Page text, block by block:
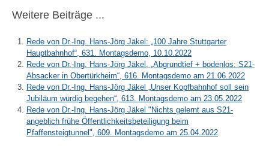
Weitere Beiträge ...
Rede von Dr.-Ing. Hans-Jörg Jäkel: „100 Jahre Stuttgarter
Hauptbahnhof“, 631. Montagsdemo, 10.10.2022
Rede von Dr.-Ing. Hans-Jörg Jäkel, „Abgrundtief + bodenlos: S21-
Absacker in Obertürkheim“, 616. Montagsdemo am 21.06.2022
Rede von Dr.-Ing. Hans-Jörg Jäkel „Unser Kopfbahnhof soll sein
Jubiläum würdig begehen“, 613. Montagsdemo am 23.05.2022
Rede von Dr.-Ing. Hans-Jörg Jäkel "Nichts gelernt aus S21-
angeblich frühe Öffentlichkeitsbeteiligung beim
Pfaffensteigtunnel", 609. Montagsdemo am 25.04.2022